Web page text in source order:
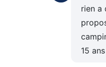
rien a
15